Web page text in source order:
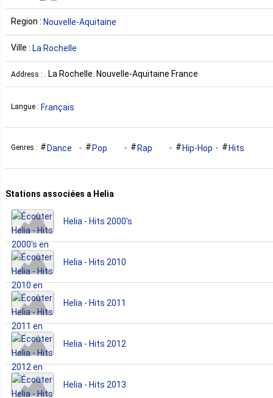
Region : Nouvelle-Aquitaine
Ville : La Rochelle
Address : . La Rochelle. Nouvelle-Aquitaine France
Langue : Français
Genres : Dance Pop Rap Hip-Hop Hits
Stations associées a Helia
Helia - Hits 2000's
Helia - Hits 2010
Helia - Hits 2011
Helia - Hits 2012
Helia - Hits 2013